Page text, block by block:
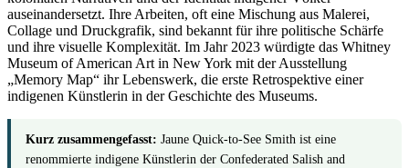
auseinandersetzt. Ihre Arbeiten, oft eine Mischung aus Malerei,
Collage und Druckgrafik, sind bekannt für ihre politische Schärfe
und ihre visuelle Komplexität. Im Jahr 2023 würdigte das Whitney
Museum of American Art in New York mit der Ausstellung
„Memory Map“ ihr Lebenswerk, die erste Retrospektive einer
indigenen Künstlerin in der Geschichte des Museums.
Kurz zusammengefasst: Jaune Quick-to-See Smith ist eine
renommierte indigene Künstlerin der Confederated Salish and